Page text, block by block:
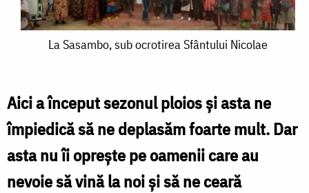
sub
ocrotirea
Sfântului
Nicolae
La Sasambo, sub ocrotirea Sfântului Nicolae
Aici a început sezonul ploios și asta ne
împiedică să ne deplasăm foarte mult. Dar
asta nu îi oprește pe oamenii care au
nevoie să vină la noi și să ne ceară